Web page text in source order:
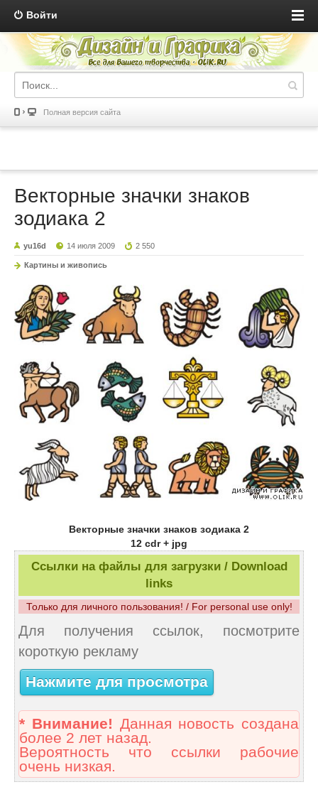
Войти
Полная версия сайта
Векторные значки знаков
зодиака 2
yu16d 14 июля 2009 2 550
Картины и живопись
Векторные значки знаков зодиака 2
12 cdr + jpg
Ссылки на файлы для загрузки / Download
links
Только для личного пользования! / For personal use only!
Для получения ссылок, посмотрите
короткую рекламу
Нажмите для просмотра
* Внимание! Данная новость создана
более 2 лет назад.
Вероятность что ссылки рабочие
очень низкая.